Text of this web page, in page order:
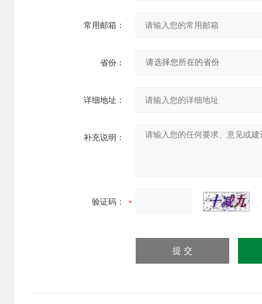
常用邮箱：
省份：
详细地址：
补充说明：
验证码：